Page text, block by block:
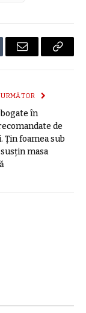
E-
în
de
Țin foamea sub
masa